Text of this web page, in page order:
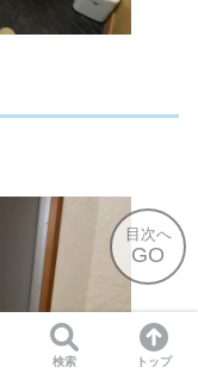
目次へ
GO
検索 トップ